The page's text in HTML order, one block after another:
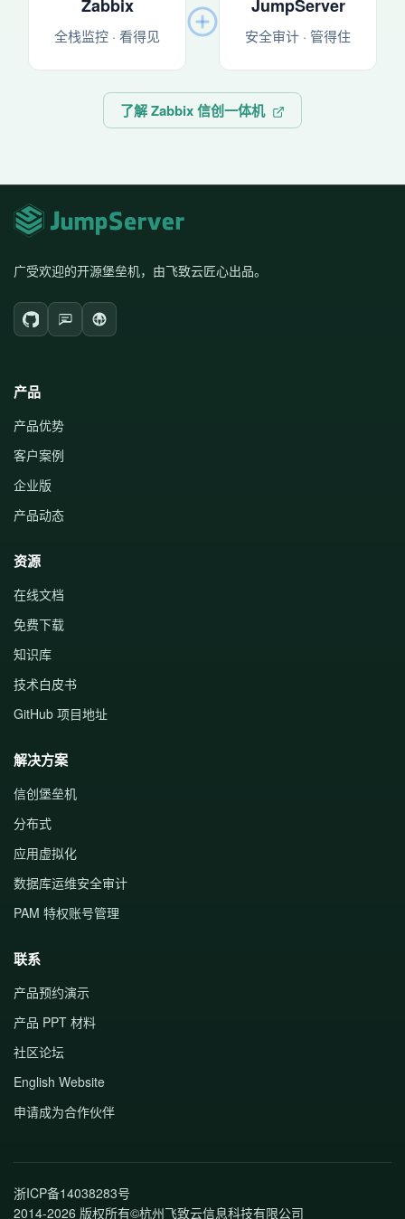
Zabbix
全栈监控 · 看得见
JumpServer
安全审计 · 管得住
了解 Zabbix 信创一体机
广受欢迎的开源堡垒机，由飞致云匠心出品。
产品
产品优势
客户案例
企业版
产品动态
资源
在线文档
免费下载
知识库
技术白皮书
GitHub 项目地址
解决方案
信创堡垒机
分布式
应用虚拟化
数据库运维安全审计
PAM 特权账号管理
联系
产品预约演示
产品 PPT 材料
社区论坛
English Website
申请成为合作伙伴
浙ICP备14038283号
2014-2026 版权所有©杭州飞致云信息科技有限公司